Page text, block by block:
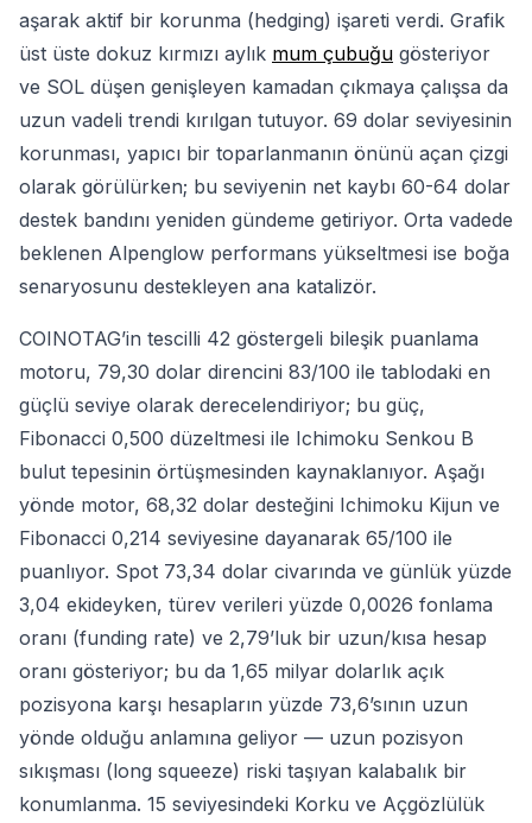
aşarak aktif bir korunma (hedging) işareti verdi. Grafik
üst üste dokuz kırmızı aylık mum çubuğu gösteriyor
ve SOL düşen genişleyen kamadan çıkmaya çalışsa da
uzun vadeli trendi kırılgan tutuyor. 69 dolar seviyesinin
korunması, yapıcı bir toparlanmanın önünü açan çizgi
olarak görülürken; bu seviyenin net kaybı 60-64 dolar
destek bandını yeniden gündeme getiriyor. Orta vadede
beklenen Alpenglow performans yükseltmesi ise boğa
senaryosunu destekleyen ana katalizör.
COINOTAG’in tescilli 42 göstergeli bileşik puanlama
motoru, 79,30 dolar direncini 83/100 ile tablodaki en
güçlü seviye olarak derecelendiriyor; bu güç,
Fibonacci 0,500 düzeltmesi ile Ichimoku Senkou B
bulut tepesinin örtüşmesinden kaynaklanıyor. Aşağı
yönde motor, 68,32 dolar desteğini Ichimoku Kijun ve
Fibonacci 0,214 seviyesine dayanarak 65/100 ile
puanlıyor. Spot 73,34 dolar civarında ve günlük yüzde
3,04 ekideyken, türev verileri yüzde 0,0026 fonlama
oranı (funding rate) ve 2,79’luk bir uzun/kısa hesap
oranı gösteriyor; bu da 1,65 milyar dolarlık açık
pozisyona karşı hesapların yüzde 73,6’sının uzun
yönde olduğu anlamına geliyor — uzun pozisyon
sıkışması (long squeeze) riski taşıyan kalabalık bir
konumlanma. 15 seviyesindeki Korku ve Açgözlülük